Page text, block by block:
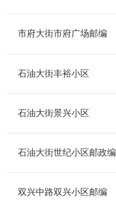
市府大街市府广场邮编
石油大街丰裕小区
石油大街景兴小区
石油大街世纪小区邮政
双兴中路双兴小区邮编